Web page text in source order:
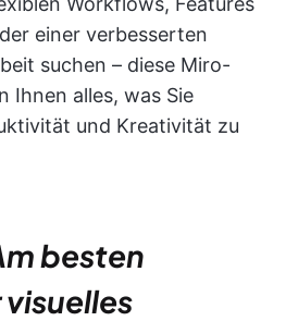
einer verbesserten
suchen – diese Miro-
Ihnen alles, was Sie
und Kreativität zu
besten